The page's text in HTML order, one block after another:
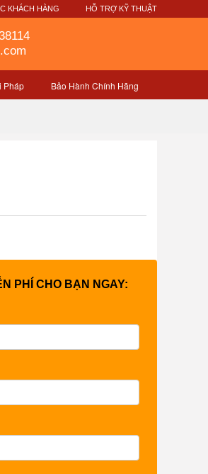
KHÁCH HÀNG HỖ TRỢ KỸ THUẬT
Pháp Bảo Hành Chính Hãng
PHÍ CHO BẠN NGAY: